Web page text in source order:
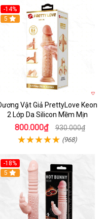
-14%
5
Vật Giả PrettyLove Keon
2 Lớp Da Silicon Mềm Mịn
800.000₫ 930.000₫
(968)
-18%
Hot
5